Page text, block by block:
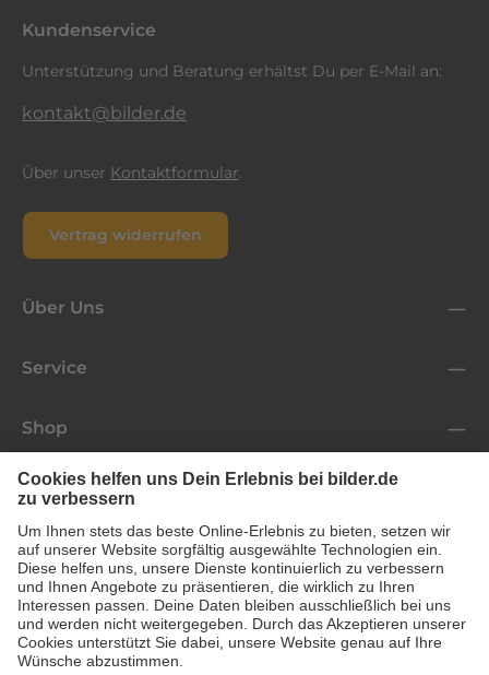
Kundenservice
Unterstützung und Beratung erhältst Du per E-Mail an:
kontakt@bilder.de
Über unser Kontaktformular.
Vertrag widerrufen
Über Uns
Service
Shop
Folge uns